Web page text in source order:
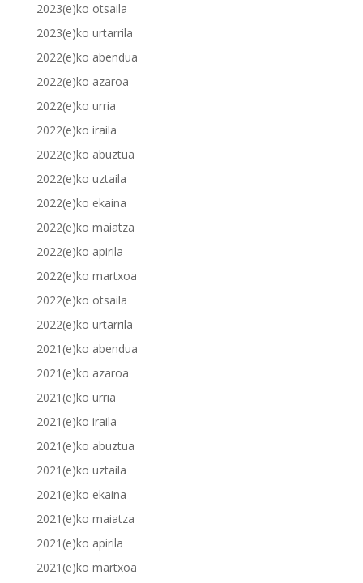
2023(e)ko otsaila
2023(e)ko urtarrila
2022(e)ko abendua
2022(e)ko azaroa
2022(e)ko urria
2022(e)ko iraila
2022(e)ko abuztua
2022(e)ko uztaila
2022(e)ko ekaina
2022(e)ko maiatza
2022(e)ko apirila
2022(e)ko martxoa
2022(e)ko otsaila
2022(e)ko urtarrila
2021(e)ko abendua
2021(e)ko azaroa
2021(e)ko urria
2021(e)ko iraila
2021(e)ko abuztua
2021(e)ko uztaila
2021(e)ko ekaina
2021(e)ko maiatza
2021(e)ko apirila
2021(e)ko martxoa